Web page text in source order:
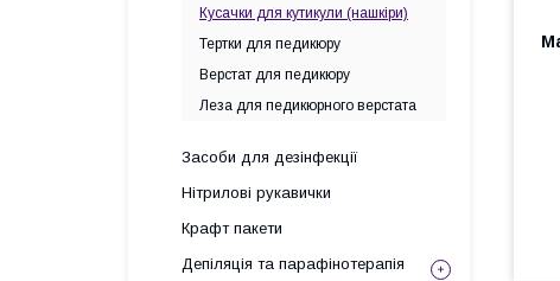
Кусачки для кутикули (нашкіри)
Тертки для педикюру
Верстат для педикюру
Леза для педикюрного верстата
Засоби для дезінфекції
Нітрилові рукавички
Крафт пакети
Депіляція та парафінотерапія